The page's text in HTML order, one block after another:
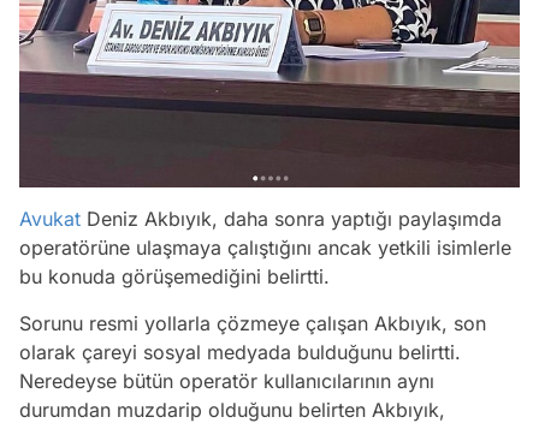
Avukat Deniz Akbıyık, daha sonra yaptığı paylaşımda
operatörüne ulaşmaya çalıştığını ancak yetkili isimlerle
bu konuda görüşemediğini belirtti.
Sorunu resmi yollarla çözmeye çalışan Akbıyık, son
olarak çareyi sosyal medyada bulduğunu belirtti.
Neredeyse bütün operatör kullanıcılarının aynı
durumdan muzdarip olduğunu belirten Akbıyık,